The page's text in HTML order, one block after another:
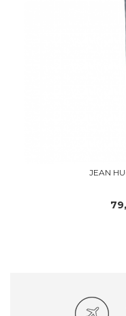
JEAN